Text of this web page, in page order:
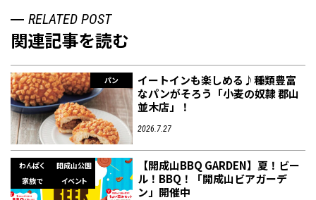
RELATED POST
関連記事を読む
パン
イートインも楽しめる♪種類豊富
なパンがそろう「小麦の奴隷 郡山
並木店」！
2026.7.27
わんぱく
開成山公園
家族で
イベント
【開成山BBQ GARDEN】夏！ビー
ル！BBQ！「開成山ビアガーデ
ン」開催中